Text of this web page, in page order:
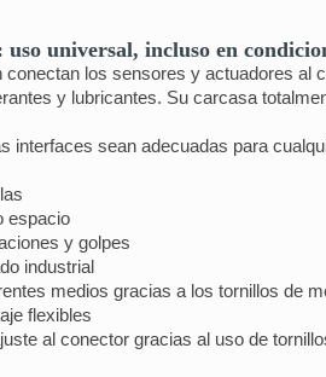
uso universal, incluso en
conectan los sensores y actuadores al
y lubricantes. Su carcasa
interfaces sean adecuadas para
espacio
y golpes
industrial
medios gracias a los tornillos de
flexibles
al conector gracias al uso de